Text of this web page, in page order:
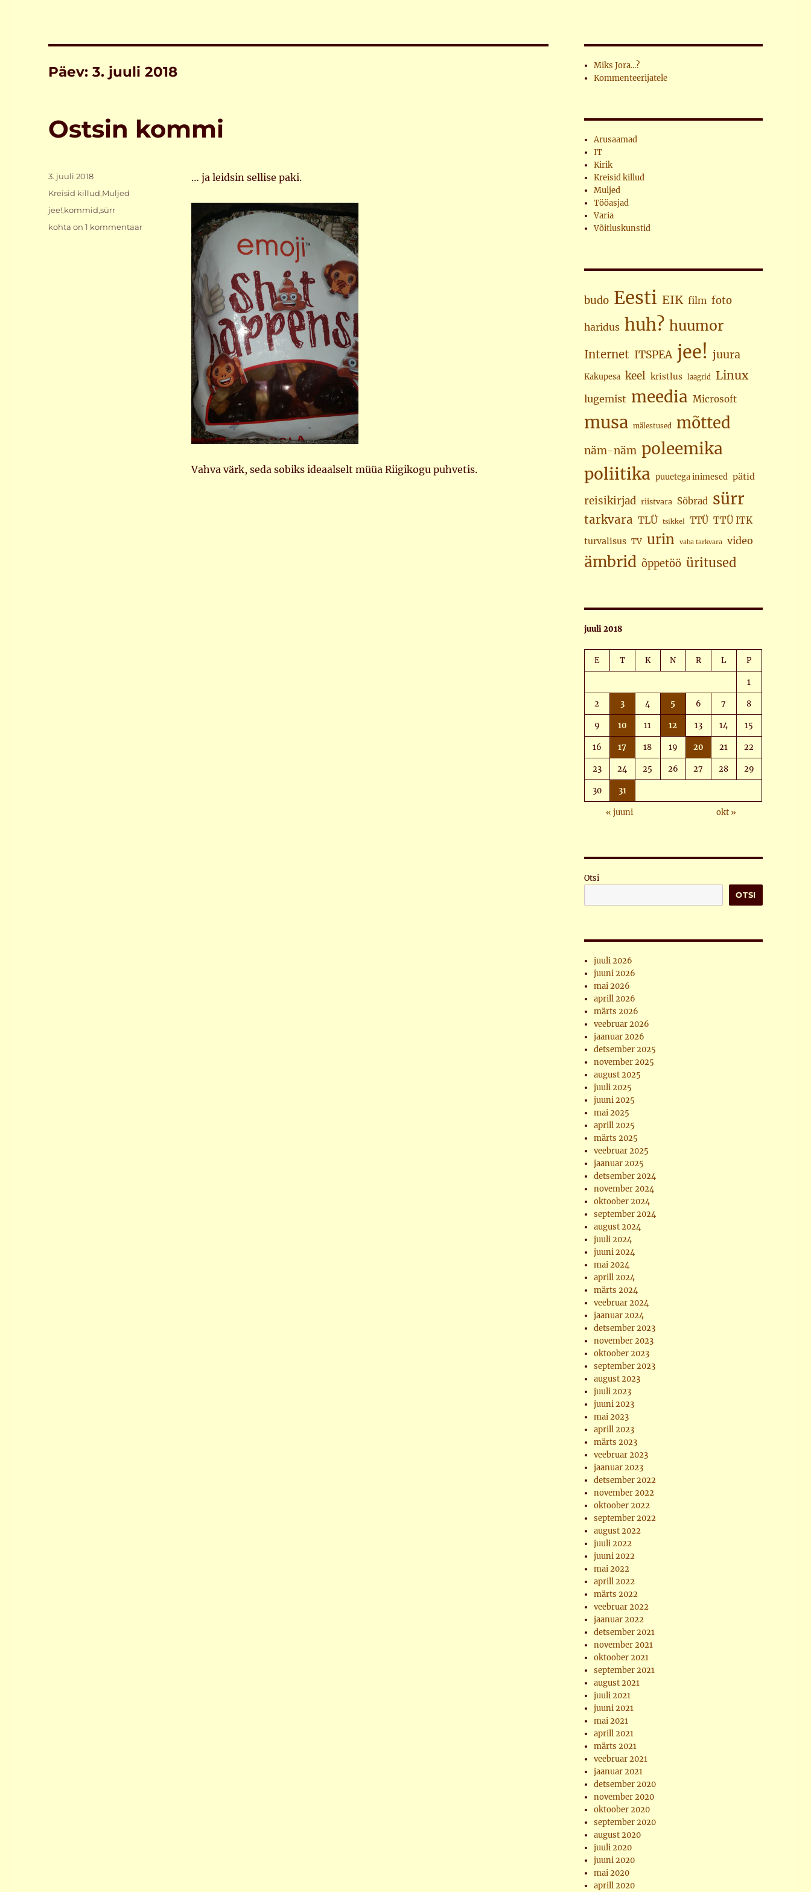
Päev:3. juuli 2018
Ostsin kommi
… ja leidsin sellise paki.
Vahva värk, seda sobiks ideaalselt müüa Riigikogu puhvetis.
Postitatud
3. juuli 2018
Rubriigid
Kreisid killud,Muljed
Sildid
jee!,kommid,sürr
Ostsin
kohta on 1 kommentaar
Miks Jora...?
Kommenteerijatele
Arusaamad
IT
Kirik
Kreisid killud
Muljed
Tööasjad
Varia
Võitluskunstid
budo Eesti EIK film foto
haridus huh? huumor
Internet ITSPEA jee! juura
Kakupesa keel kristlus laagrid Linux
lugemist meedia Microsoft
musa mälestused mõtted
näm-näm poleemika
poliitika puuetega inimesed pätid
reisikirjad riistvara Sõbrad sürr
tarkvara TLÜ tsikkel TTÜ TTÜ ITK
turvalisus TV urin vaba tarkvara video
ämbrid õppetöö üritused
juuli 2018
E T K N R L P
1
2 3 4 5 6 7 8
9 10 11 12 13 14 15
16 17 18 19 20 21 22
23 24 25 26 27 28 29
30 31
« juuni okt »
Otsi
OTSI
juuli 2026
juuni 2026
mai 2026
aprill 2026
märts 2026
veebruar 2026
jaanuar 2026
detsember 2025
november 2025
august 2025
juuli 2025
juuni 2025
mai 2025
aprill 2025
märts 2025
veebruar 2025
jaanuar 2025
detsember 2024
november 2024
oktoober 2024
september 2024
august 2024
juuli 2024
juuni 2024
mai 2024
aprill 2024
märts 2024
veebruar 2024
jaanuar 2024
detsember 2023
november 2023
oktoober 2023
september 2023
august 2023
juuli 2023
juuni 2023
mai 2023
aprill 2023
märts 2023
veebruar 2023
jaanuar 2023
detsember 2022
november 2022
oktoober 2022
september 2022
august 2022
juuli 2022
juuni 2022
mai 2022
aprill 2022
märts 2022
veebruar 2022
jaanuar 2022
detsember 2021
november 2021
oktoober 2021
september 2021
august 2021
juuli 2021
juuni 2021
mai 2021
aprill 2021
märts 2021
veebruar 2021
jaanuar 2021
detsember 2020
november 2020
oktoober 2020
september 2020
august 2020
juuli 2020
juuni 2020
mai 2020
aprill 2020